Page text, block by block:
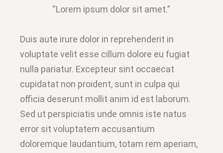
“Lorem ipsum dolor sit amet.”
Duis aute irure dolor in reprehenderit in
voluptate velit esse cillum dolore eu fugiat
nulla pariatur. Excepteur sint occaecat
cupidatat non proident, sunt in culpa qui
officia deserunt mollit anim id est laborum.
Sed ut perspiciatis unde omnis iste natus
error sit voluptatem accusantium
doloremque laudantium, totam rem aperiam,